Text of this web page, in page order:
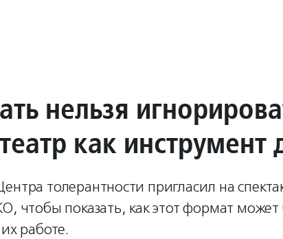
нельзя
как инструмент
толерантности пригласил на
чтобы показать, как этот формат
работе.